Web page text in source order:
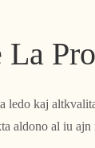
ledo kaj
aldono al iu ajn